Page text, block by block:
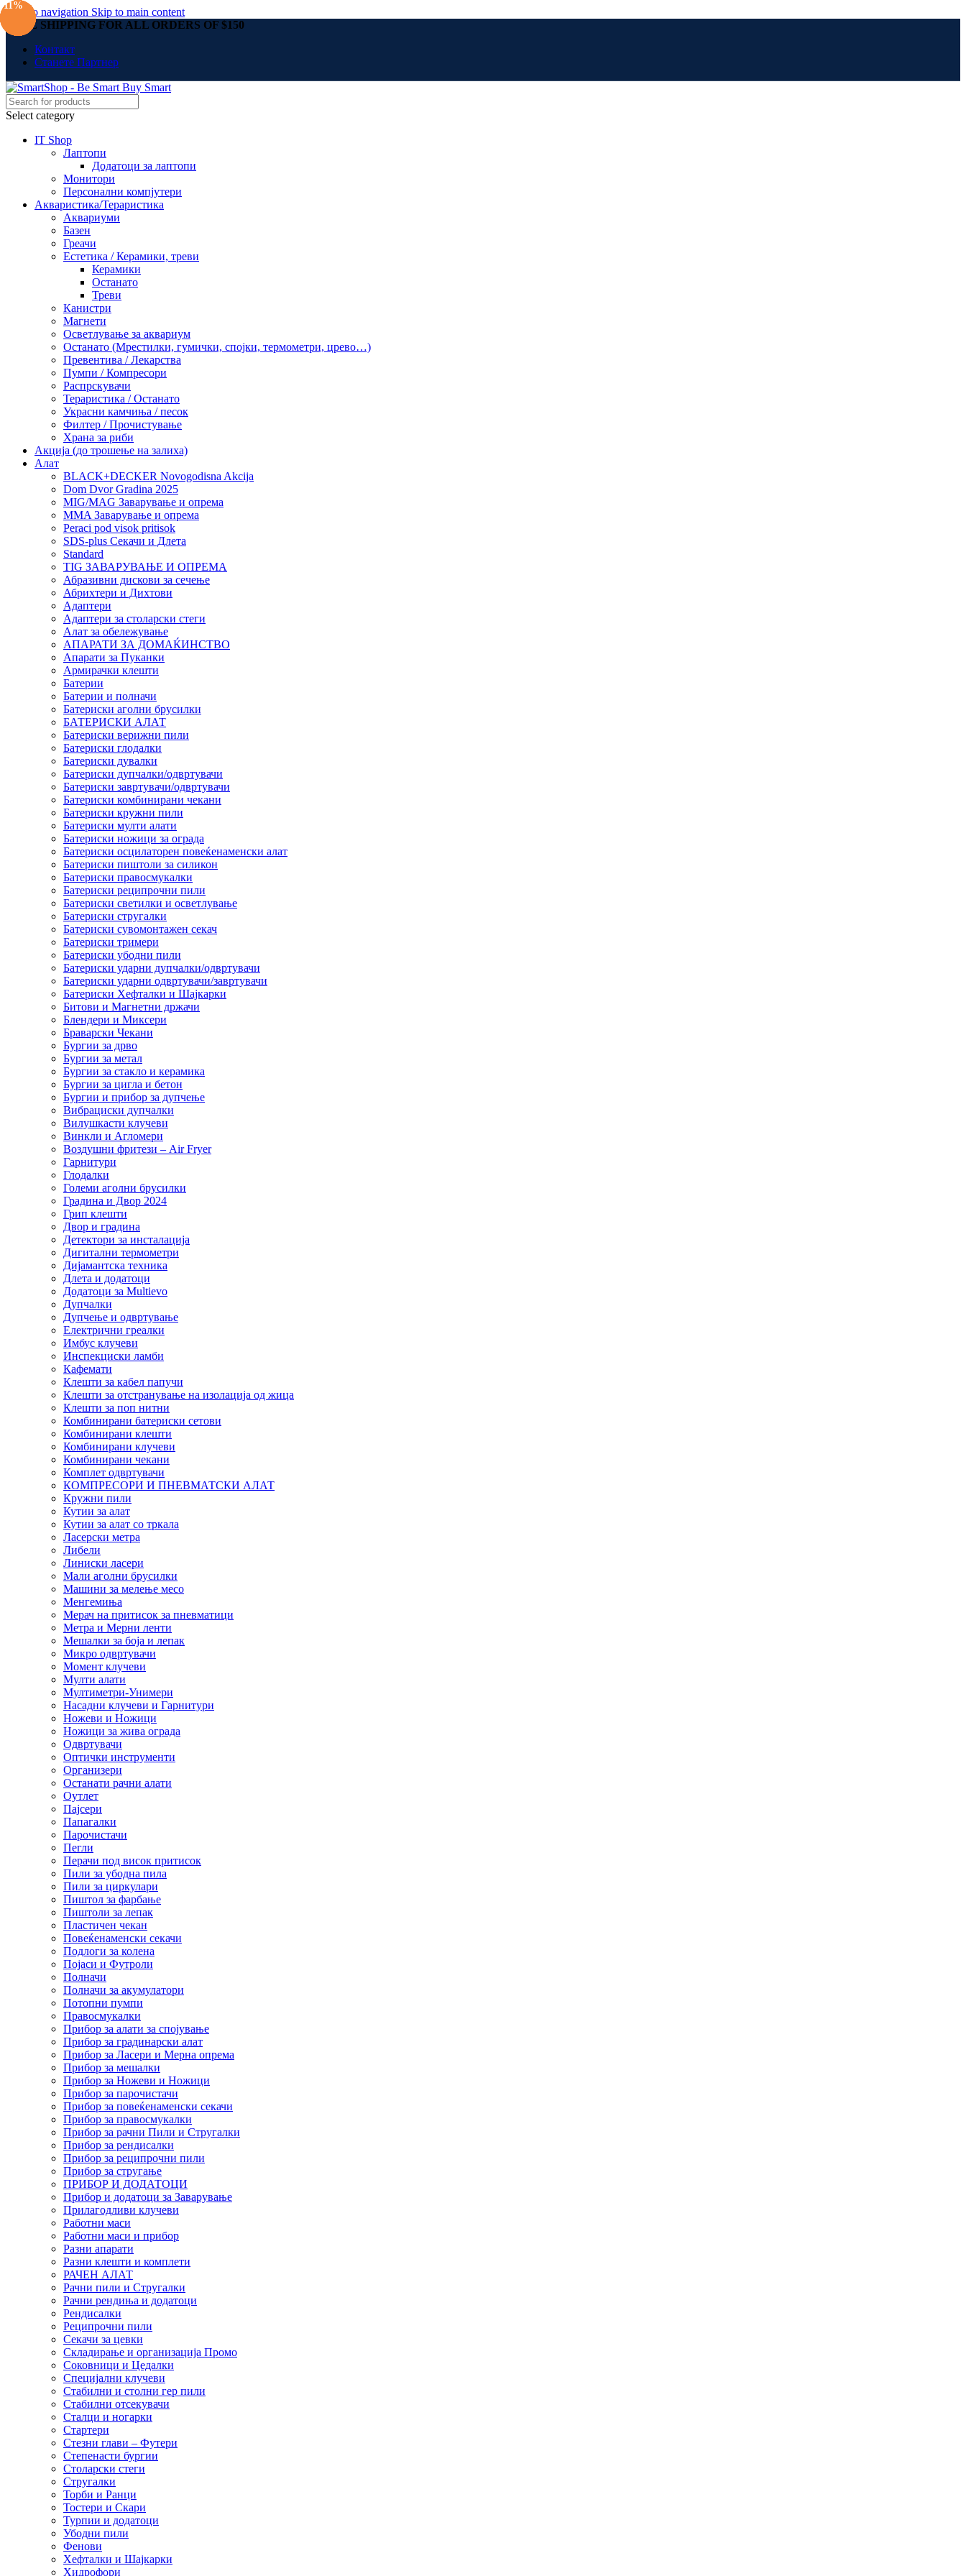
Skip to navigation Skip to main content
FREE SHIPPING FOR ALL ORDERS OF $150
Контакт
Станете Партнер
Select category
IT Shop
Лаптопи
Додатоци за лаптопи
Монитори
Персонални компјутери
Акваристика/Тераристика
Аквариуми
Базен
Греачи
Естетика / Керамики, треви
Керамики
Останато
Треви
Канистри
Магнети
Осветлување за аквариум
Останато (Мрестилки, гумички, спојки, термометри, црево…)
Превентива / Лекарства
Пумпи / Компресори
Распрскувачи
Тераристика / Останато
Украсни камчиња / песок
Филтер / Прочистување
Храна за риби
Акција (до трошење на залиха)
Алат
BLACK+DECKER Novogodisna Akcija
Dom Dvor Gradina 2025
MIG/MAG Заварување и опрема
MMA Заварување и опрема
Peraci pod visok pritisok
SDS-plus Секачи и Длета
Standard
TIG ЗАВАРУВАЊЕ И ОПРЕМА
Абразивни дискови за сечење
Абрихтери и Дихтови
Адаптери
Адаптери за столарски стеги
Алат за обележување
АПАРАТИ ЗА ДОМАЌИНСТВО
Апарати за Пуканки
Армирачки клешти
Батерии
Батерии и полначи
Батериски аголни брусилки
БАТЕРИСКИ АЛАТ
Батериски верижни пили
Батериски глодалки
Батериски дувалки
Батериски дупчалки/одвртувачи
Батериски завртувачи/одвртувачи
Батериски комбинирани чекани
Батериски кружни пили
Батериски мулти алати
Батериски ножици за ограда
Батериски осцилаторен повеќенаменски алат
Батериски пиштоли за силикон
Батериски правосмукалки
Батериски реципрочни пили
Батериски светилки и осветлување
Батериски стругалки
Батериски сувомонтажен секач
Батериски тримери
Батериски убодни пили
Батериски ударни дупчалки/одвртувачи
Батериски ударни одвртувачи/завртувачи
Батериски Хефталки и Шајкарки
Битови и Магнетни држачи
Блендери и Миксери
Браварски Чекани
Бургии за дрво
Бургии за метал
Бургии за стакло и керамика
Бургии за цигла и бетон
Бургии и прибор за дупчење
Вибрациски дупчалки
Вилушкасти клучеви
Винкли и Агломери
Воздушни фритези – Air Fryer
Гарнитури
Глодалки
Големи аголни брусилки
Градина и Двор 2024
Грип клешти
Двор и градина
Детектори за инсталација
Дигитални термометри
Дијамантска техника
Длета и додатоци
Додатоци за Multievo
Дупчалки
Дупчење и одвртување
Електрични греалки
Имбус клучеви
Инспекциски ламби
Кафемати
Клешти за кабел папучи
Клешти за отстранување на изолација од жица
Клешти за поп нитни
Комбинирани батериски сетови
Комбинирани клешти
Комбинирани клучеви
Комбинирани чекани
Комплет одвртувачи
КОМПРЕСОРИ И ПНЕВМАТСКИ АЛАТ
Кружни пили
Кутии за алат
Кутии за алат со тркала
Ласерски метра
Либели
Линиски ласери
Мали аголни брусилки
Машини за мелење месо
Менгемиња
Мерач на притисок за пневматици
Метра и Мерни ленти
Мешалки за боја и лепак
Микро одвртувачи
Момент клучеви
Мулти алати
Мултиметри-Унимери
Насадни клучеви и Гарнитури
Ножеви и Ножици
Ножици за жива ограда
Одвртувачи
Оптички инструменти
Организери
Останати рачни алати
Оутлет
Пајсери
Папагалки
Парочистачи
Пегли
Перачи под висок притисок
Пили за убодна пила
Пили за циркулари
Пиштол за фарбање
Пиштоли за лепак
Пластичен чекан
Повеќенаменски секачи
Подлоги за колена
Појаси и Футроли
Полначи
Полначи за акумулатори
Потопни пумпи
Правосмукалки
Прибор за алати за спојување
Прибор за градинарски алат
Прибор за Ласери и Мерна опрема
Прибор за мешалки
Прибор за Ножеви и Ножици
Прибор за парочистачи
Прибор за повеќенаменски секачи
Прибор за правосмукалки
Прибор за рачни Пили и Стругалки
Прибор за рендисалки
Прибор за реципрочни пили
Прибор за стругање
ПРИБОР И ДОДАТОЦИ
Прибор и додатоци за Заварување
Прилагодливи клучеви
Работни маси
Работни маси и прибор
Разни апарати
Разни клешти и комплети
РАЧЕН АЛАТ
Рачни пили и Стругалки
Рачни рендиња и додатоци
Рендисалки
Реципрочни пили
Секачи за цевки
Складирање и организација Промо
Соковници и Цедалки
Специјални клучеви
Стабилни и столни гер пили
Стабилни отсекувачи
Сталци и ногарки
Стартери
Стезни глави – Футери
Степенасти бургии
Столарски стеги
Стругалки
Торби и Ранци
Тостери и Скари
Турпии и додатоци
Убодни пили
Фенови
Хефталки и Шајкарки
Хидрофори
-10%
-10%
-10%
-10%
-10%
-10%
-11%